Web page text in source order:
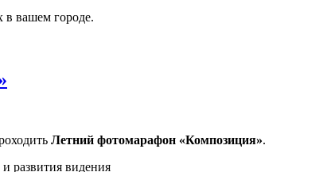
в вашем городе.
Летний фотомарафон «Композиция».
развития видения